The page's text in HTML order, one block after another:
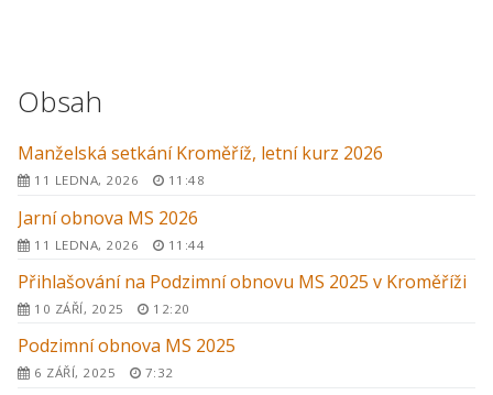
Obsah
Manželská setkání Kroměříž, letní kurz 2026
11 LEDNA, 2026 11:48
Jarní obnova MS 2026
11 LEDNA, 2026 11:44
Přihlašování na Podzimní obnovu MS 2025 v Kroměříži
10 ZÁŘÍ, 2025 12:20
Podzimní obnova MS 2025
6 ZÁŘÍ, 2025 7:32